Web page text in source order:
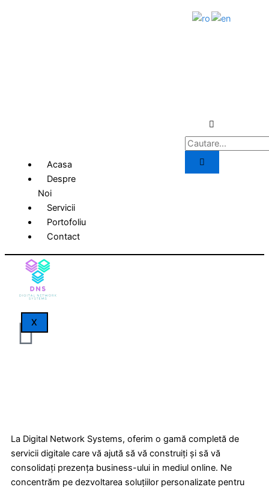
Acasa
Despre
Noi
Servicii
Portofoliu
Contact
X
La Digital Network Systems, oferim o gamă completă de
servicii digitale care vă ajută să vă construiți și să vă
consolidați prezența business-ului in mediul online. Ne
concentrăm pe dezvoltarea soluțiilor personalizate pentru